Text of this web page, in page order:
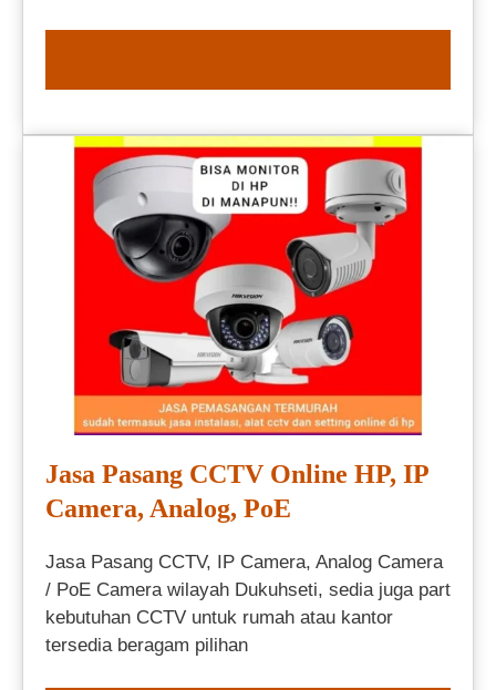
Jasa Pasang CCTV Online HP, IP
Camera, Analog, PoE
Jasa Pasang CCTV, IP Camera, Analog Camera
/ PoE Camera wilayah Dukuhseti, sedia juga part
kebutuhan CCTV untuk rumah atau kantor
tersedia beragam pilihan